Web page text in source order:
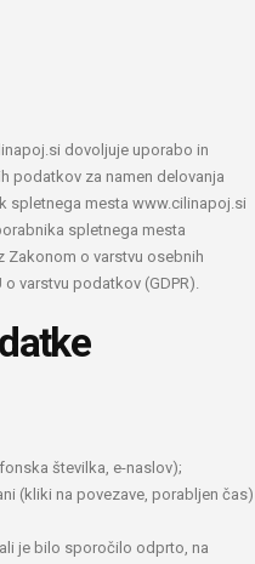
dovoljuje uporabo in
podatkov za namen delovanja
spletnega mesta www.cilinapoj.si
spletnega mesta
Zakonom o varstvu osebnih
varstvu podatkov (GDPR).
številka, e-naslov);
(kliki na povezave, porabljen čas)
je bilo sporočilo odprto, na